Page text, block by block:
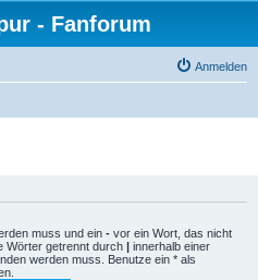
- Fanforum
Anmelden
muss und ein - vor ein Wort, das nicht
Wörter getrennt durch | innerhalb einer
werden muss. Benutze ein * als